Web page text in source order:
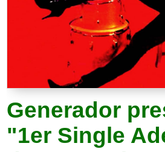
Generador
"1er Single